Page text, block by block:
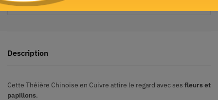
Description
Cette Théière Chinoise en Cuivre attire le regard avec ses fleurs et
papillons.